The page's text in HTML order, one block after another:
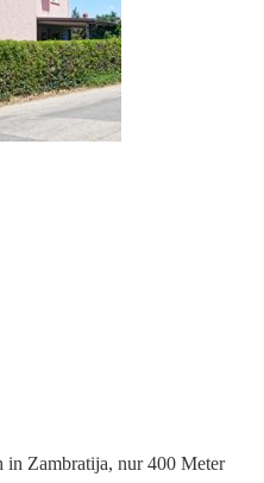
in Zambratija, nur 400 Meter